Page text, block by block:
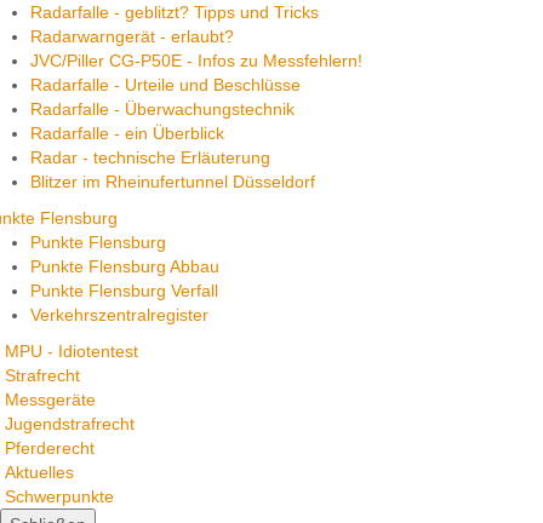
Radarfalle - geblitzt? Tipps und Tricks
Radarwarngerät - erlaubt?
JVC/Piller CG-P50E - Infos zu Messfehlern!
Radarfalle - Urteile und Beschlüsse
Radarfalle - Überwachungstechnik
Radarfalle - ein Überblick
Radar - technische Erläuterung
Blitzer im Rheinufertunnel Düsseldorf
Flensburg
Punkte Flensburg
Punkte Flensburg Abbau
Punkte Flensburg Verfall
Verkehrszentralregister
MPU - Idiotentest
Strafrecht
Messgeräte
Jugendstrafrecht
Pferderecht
Aktuelles
Schwerpunkte